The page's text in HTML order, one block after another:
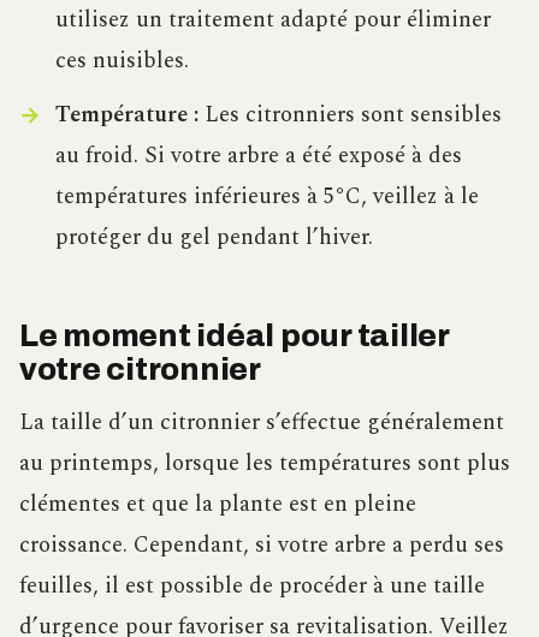
utilisez un traitement adapté pour éliminer
ces nuisibles.
Température :Les citronniers sont sensibles
au froid. Si votre arbre a été exposé à des
températures inférieures à 5°C, veillez à le
protéger du gel pendant l’hiver.
Le moment idéal pour tailler
votre citronnier
La taille d’un citronnier s’effectue généralement
au printemps, lorsque les températures sont plus
clémentes et que la plante est en pleine
croissance. Cependant, si votre arbre a perdu ses
feuilles, il est possible de procéder à une taille
d’urgence pour favoriser sa revitalisation. Veillez